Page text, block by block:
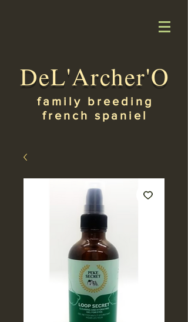
DeL'Archer'O
family breeding
french spaniel